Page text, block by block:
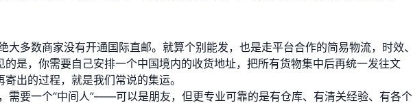
大多数商家没有开通国际直邮。就算个别能发，也是走平台合作的简易物流，时效、
的是，你需要自己安排一个中国境内的收货地址，把所有货物集中后再统一发往文
出的过程，就是我们常说的集运。
需要一个“中间人”——可以是朋友，但更专业可靠的是有仓库、有清关经验、有各个